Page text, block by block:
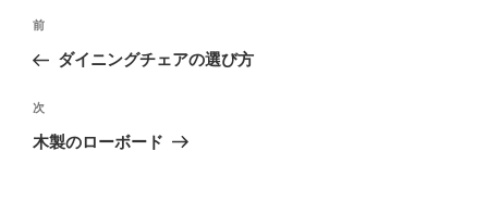
投
ナ
ビ
ゲ
前
の
稿
前
ダイニングチェアの選び方
次
の
次
木製のローボード